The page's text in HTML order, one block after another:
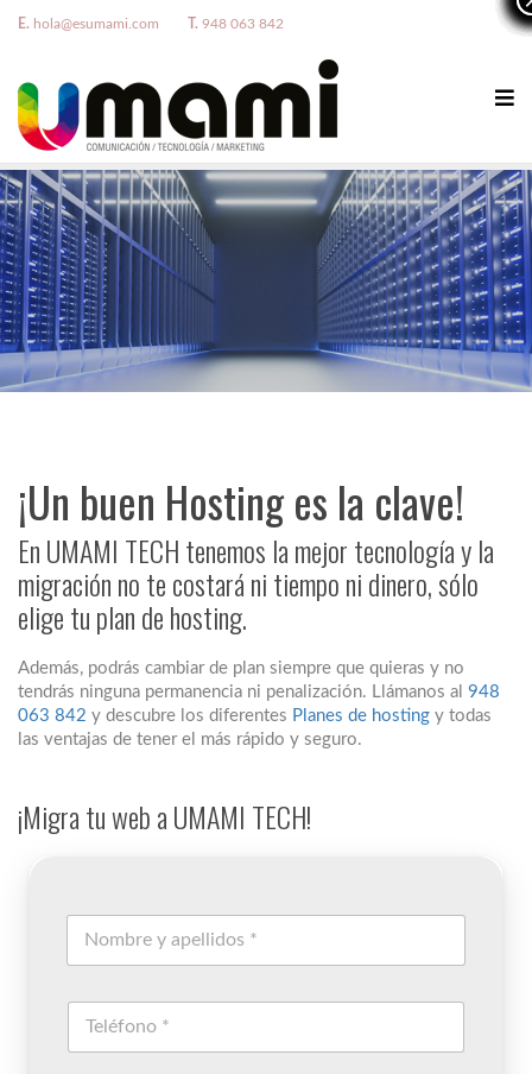
E. hola@esumami.com T. 948 063 842
¡Un buen Hosting es la clave!
En UMAMI TECH tenemos la mejor tecnología y la
migración no te costará ni tiempo ni dinero, sólo
elige tu plan de hosting.
Además, podrás cambiar de plan siempre que quieras y no
tendrás ninguna permanencia ni penalización. Llámanos al 948
063 842 y descubre los diferentes Planes de hosting y todas
las ventajas de tener el más rápido y seguro.
¡Migra tu web a UMAMI TECH!